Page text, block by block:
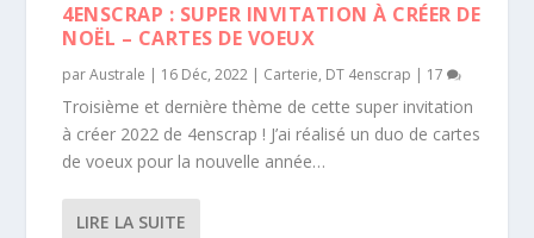
4ENSCRAP : SUPER INVITATION À CRÉER DE
NOËL – CARTES DE VOEUX
parAustrale | 16 Déc, 2022 | Carterie, DT 4enscrap | 17
Troisième et dernière thème de cette super invitation
à créer 2022 de 4enscrap ! J’ai réalisé un duo de cartes
de voeux pour la nouvelle année…
LIRE LA SUITE